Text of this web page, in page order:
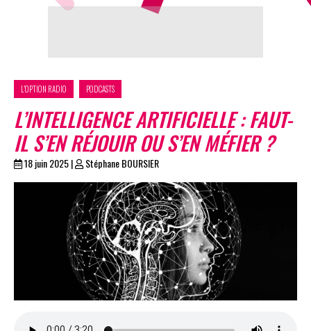
L'OPTION RADIO PODCASTS
L’INTELLIGENCE ARTIFICIELLE : FAUT-
IL S’EN RÉJOUIR OU S’EN MÉFIER ?
18 juin 2025| Stéphane BOURSIER